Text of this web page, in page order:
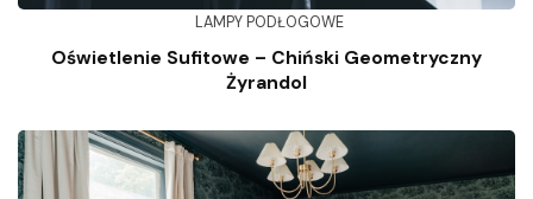
LAMPY PODŁOGOWE
Oświetlenie Sufitowe – Chiński Geometryczny
Żyrandol